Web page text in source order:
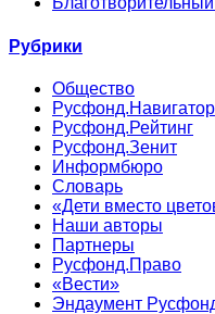
Рубрики
Общество
Русфонд.Навигатор
Русфонд.Рейтинг
Русфонд.Зенит
Информбюро
Словарь
«Дети вместо
Наши авторы
Партнеры
Русфонд.Право
«Вести»
Эндаумент